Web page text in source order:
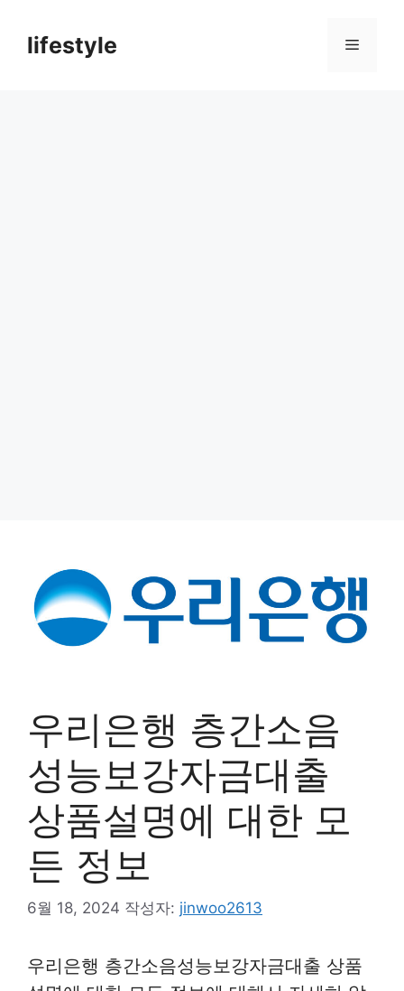
lifestyle 메
우리은행 층간소음
성능보강자금대출
상품설명에 대한 모
든 정보
6월 18, 2024 작성자: jinwoo2613
우리은행 층간소음성능보강자금대출 상품